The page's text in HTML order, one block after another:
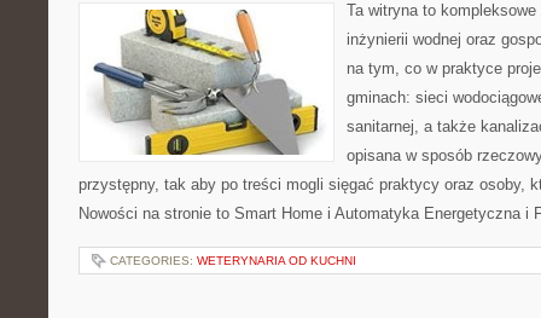
Ta witryna to
inżynierii wodnej oraz
na tym, co w praktyce
gminach: sieci
sanitarnej, a także
opisana w sposób
przystępny, tak aby po treści mogli sięgać praktycy oraz osoby,
Nowości na stronie to Smart Home i Automatyka Energetyczna
CATEGORIES: WETERYNARIA OD KUCHNI